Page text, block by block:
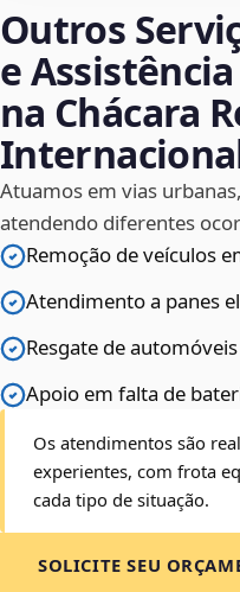
Outros
e
na Chácara
Atuamos em vias
atendendo diferentes
Remoção de veículos
Atendimento a panes
Resgate de
Apoio em falta de
Os atendimentos são
experientes, com frota
cada tipo de situação.
SOLICITE SEU